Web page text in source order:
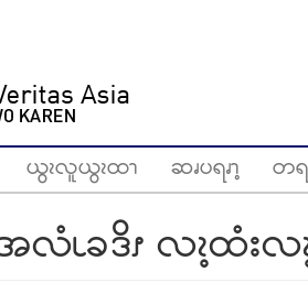
ယွၩလူယွၩထၫ
ဆၧပရၧၫ့ တရ
အလံၬခဒိၭ လၩ့ထံး